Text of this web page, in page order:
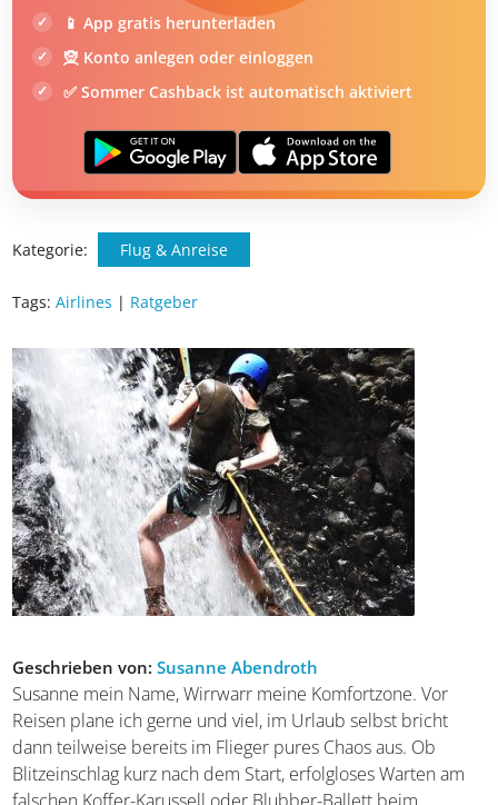
📱 App gratis herunterladen
🧝 Konto anlegen oder einloggen
✅ Sommer Cashback ist automatisch aktiviert
Kategorie: Flug & Anreise
Tags:Airlines | Ratgeber
Geschrieben von:Susanne Abendroth
Susanne mein Name, Wirrwarr meine Komfortzone. Vor
Reisen plane ich gerne und viel, im Urlaub selbst bricht
dann teilweise bereits im Flieger pures Chaos aus. Ob
Blitzeinschlag kurz nach dem Start, erfolgloses Warten am